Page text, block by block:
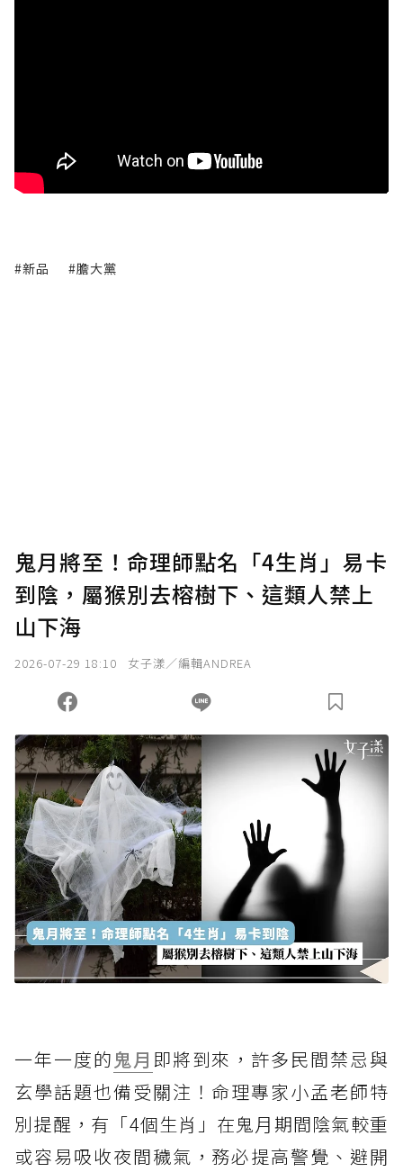
#新品 #膽大黨
鬼月將至！命理師點名「4生肖」易卡
到陰，屬猴別去榕樹下、這類人禁上
山下海
2026-07-29 18:10 女子漾／編輯ANDREA
一年一度的鬼月 即將到來，許多民間禁忌與
玄學話題也備受關注！命理專家小孟老師特
別提醒，有「4個生肖」在鬼月期間陰氣較重
或容易吸收夜間穢氣，務必提高警覺、避開